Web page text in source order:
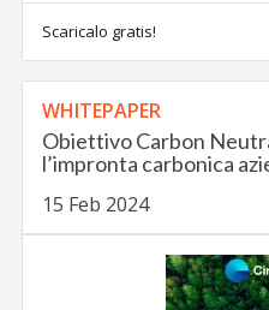
Scaricalo gratis!
WHITEPAPER
Obiettivo Carbon
l’impronta carbonica
15 Feb 2024